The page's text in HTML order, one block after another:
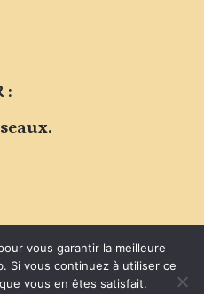
:
vous garantir la meilleure
Si vous continuez à utiliser ce
vous en êtes satisfait.